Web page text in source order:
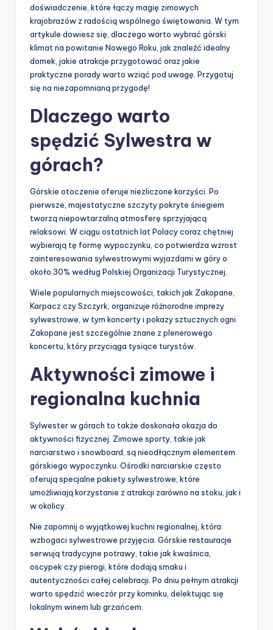
doświadczenie, które łączy magię zimowych
krajobrazów z radością wspólnego świętowania. W tym
artykule dowiesz się, dlaczego warto wybrać górski
klimat na powitanie Nowego Roku, jak znaleźć idealny
domek, jakie atrakcje przygotować oraz jakie
praktyczne porady warto wziąć pod uwagę. Przygotuj
się na niezapomnianą przygodę!
Dlaczego warto
spędzić Sylwestra w
górach?
Górskie otoczenie oferuje niezliczone korzyści. Po
pierwsze, majestatyczne szczyty pokryte śniegiem
tworzą niepowtarzalną atmosferę sprzyjającą
relaksowi. W ciągu ostatnich lat Polacy coraz chętniej
wybierają tę formę wypoczynku, co potwierdza wzrost
zainteresowania sylwestrowymi wyjazdami w góry o
około 30% według Polskiej Organizacji Turystycznej.
Wiele popularnych miejscowości, takich jak Zakopane,
Karpacz czy Szczyrk, organizuje różnorodne imprezy
sylwestrowe, w tym koncerty i pokazy sztucznych ogni.
Zakopane jest szczególnie znane z plenerowego
koncertu, który przyciąga tysiące turystów.
Aktywności zimowe i
regionalna kuchnia
Sylwester w górach to także doskonała okazja do
aktywności fizycznej. Zimowe sporty, takie jak
narciarstwo i snowboard, są nieodłącznym elementem
górskiego wypoczynku. Ośrodki narciarskie często
oferują specjalne pakiety sylwestrowe, które
umożliwiają korzystanie z atrakcji zarówno na stoku, jak i
w okolicy.
Nie zapomnij o wyjątkowej kuchni regionalnej, która
wzbogaci sylwestrowe przyjęcia. Górskie restauracje
serwują tradycyjne potrawy, takie jak kwaśnica,
oscypek czy pierogi, które dodają smaku i
autentyczności całej celebracji. Po dniu pełnym atrakcji
warto spędzić wieczór przy kominku, delektując się
lokalnym winem lub grzańcem.